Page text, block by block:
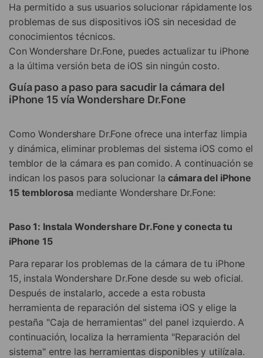
Ha permitido a sus usuarios solucionar rápidamente los
problemas de sus dispositivos iOS sin necesidad de
conocimientos técnicos.
Con Wondershare Dr.Fone, puedes actualizar tu iPhone
a la última versión beta de iOS sin ningún costo.
Guía paso a paso para sacudir la cámara del
iPhone 15 vía Wondershare Dr.Fone
Como Wondershare Dr.Fone ofrece una interfaz limpia
y dinámica, eliminar problemas del sistema iOS como el
temblor de la cámara es pan comido. A continuación se
indican los pasos para solucionar la cámara del iPhone
15 temblorosa mediante Wondershare Dr.Fone:
Paso 1: Instala Wondershare Dr.Fone y conecta tu
iPhone 15
Para reparar los problemas de la cámara de tu iPhone
15, instala Wondershare Dr.Fone desde su web oficial.
Después de instalarlo, accede a esta robusta
herramienta de reparación del sistema iOS y elige la
pestaña "Caja de herramientas" del panel izquierdo. A
continuación, localiza la herramienta "Reparación del
sistema" entre las herramientas disponibles y utilízala.